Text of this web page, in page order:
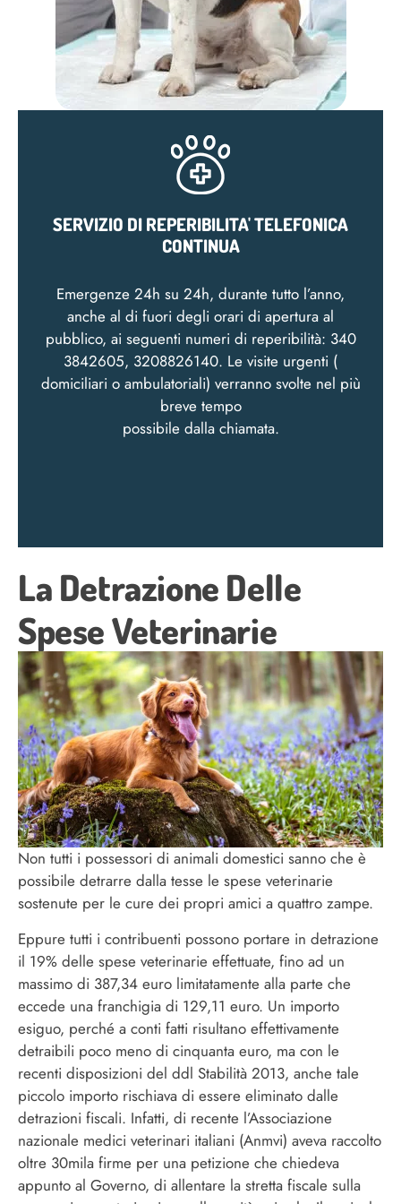
SERVIZIO DI REPERIBILITA' TELEFONICA
CONTINUA
Emergenze 24h su 24h, durante tutto l’anno,
anche al di fuori degli orari di apertura al
pubblico, ai seguenti numeri di reperibilità: 340
3842605, 3208826140. Le visite urgenti (
domiciliari o ambulatoriali) verranno svolte nel più
breve tempo
possibile dalla chiamata.
La Detrazione Delle
Spese Veterinarie
Non tutti i possessori di animali domestici sanno che è
possibile detrarre dalla tesse le spese veterinarie
sostenute per le cure dei propri amici a quattro zampe.
Eppure tutti i contribuenti possono portare in detrazione
il 19% delle spese veterinarie effettuate, fino ad un
massimo di 387,34 euro limitatamente alla parte che
eccede una franchigia di 129,11 euro. Un importo
esiguo, perché a conti fatti risultano effettivamente
detraibili poco meno di cinquanta euro, ma con le
recenti disposizioni del ddl Stabilità 2013, anche tale
piccolo importo rischiava di essere eliminato dalle
detrazioni fiscali. Infatti, di recente l’Associazione
nazionale medici veterinari italiani (Anmvi) aveva raccolto
oltre 30mila firme per una petizione che chiedeva
appunto al Governo, di allentare la stretta fiscale sulla